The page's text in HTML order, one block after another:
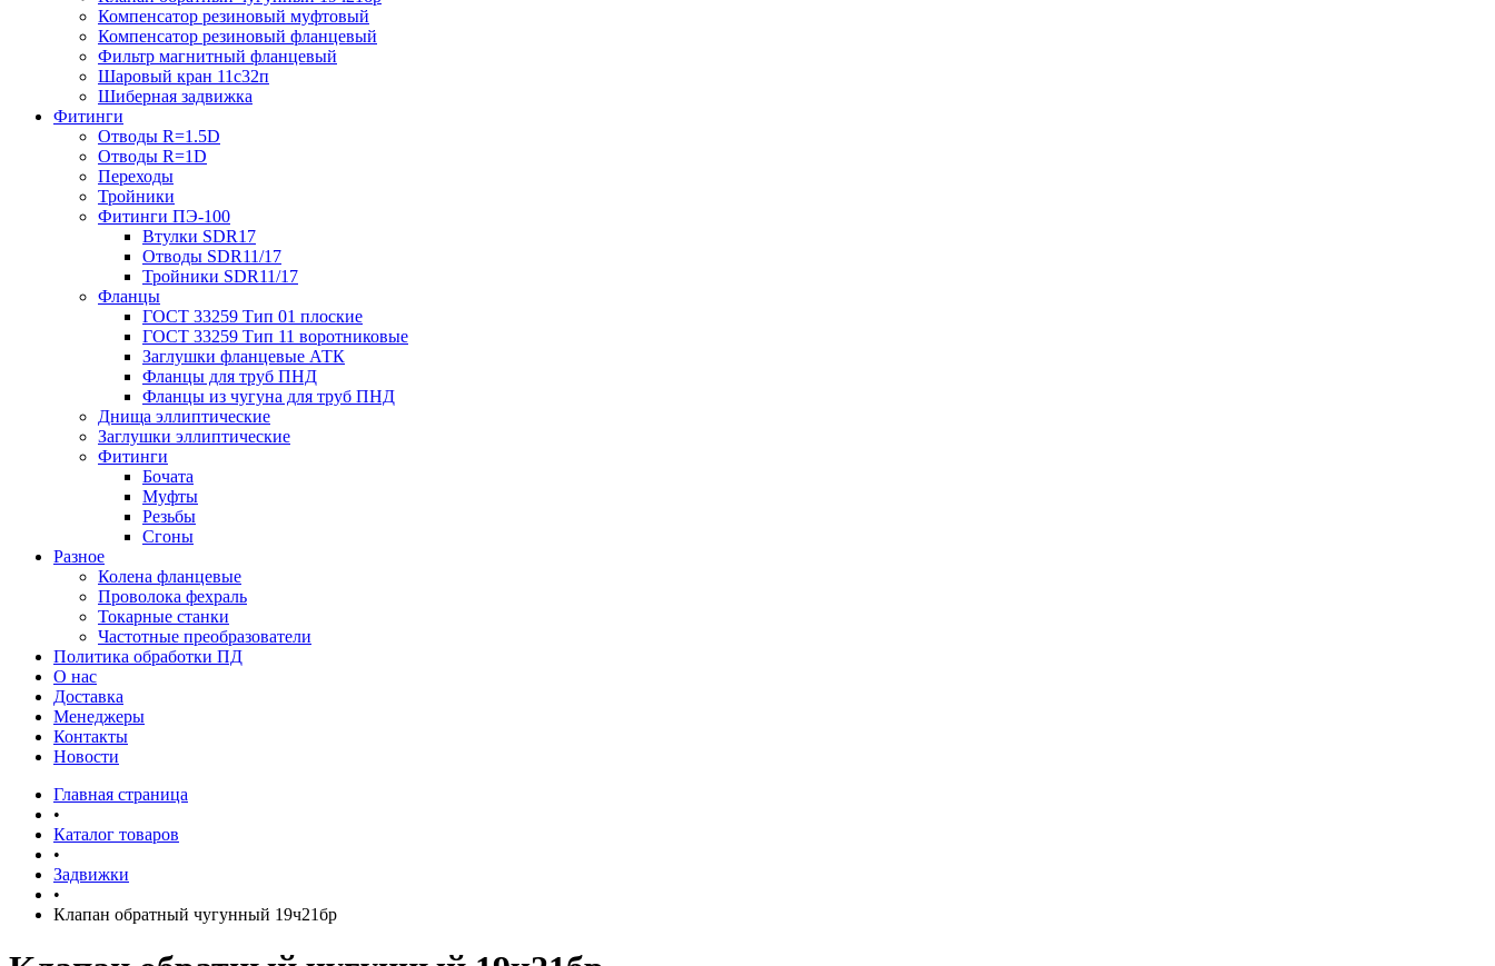
Компенсатор резиновый муфтовый
Компенсатор резиновый фланцевый
Фильтр магнитный фланцевый
Шаровый кран 11с32п
Шиберная задвижка
Фитинги
Отводы R=1.5D
Отводы R=1D
Переходы
Тройники
Фитинги ПЭ-100
Втулки SDR17
Отводы SDR11/17
Тройники SDR11/17
Фланцы
ГОСТ 33259 Тип 01 плоские
ГОСТ 33259 Тип 11 воротниковые
Заглушки фланцевые АТК
Фланцы для труб ПНД
Фланцы из чугуна для труб ПНД
Днища эллиптические
Заглушки эллиптические
Фитинги
Бочата
Муфты
Резьбы
Сгоны
Разное
Колена фланцевые
Проволока фехраль
Токарные станки
Частотные преобразователи
Политика обработки ПД
О нас
Доставка
Менеджеры
Контакты
Новости
Главная страница
•
Каталог товаров
•
Задвижки
•
Клапан обратный чугунный 19ч21бр